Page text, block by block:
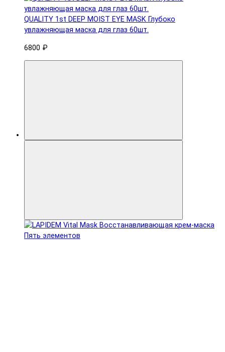
QUALITY 1st DEEP MOIST EYE MASK Глубоко
увлажняющая маска для глаз 60шт.
6800 ₽